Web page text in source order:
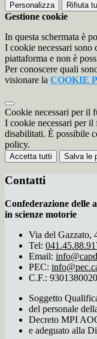
Personalizza Rifiuta
Gestione cookie
In questa schermata è
I cookie necessari
piattaforma e non è
Per conoscere quali
visionare la COOKIE
Cookie necessari per il
I cookie necessari per il
disabilitati. È possibile
policy.
Accetta tutti Salva le
Contatti
Confederazione delle
in scienze motorie
Via del Gazzato,
Tel:
Email:
PEC:
C.F.:
Soggetto
del personale
Decreto MPI
e adeguato alla